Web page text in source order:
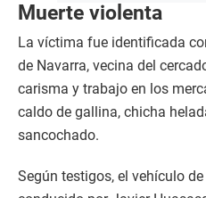
Muerte violenta
La víctima fue identificada
de Navarra, vecina del
carisma y trabajo en los
caldo de gallina, chicha
sancochado.
Según testigos, el vehículo de